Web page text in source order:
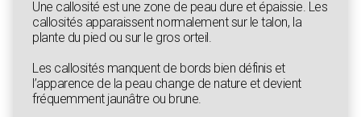
Une callosité est une zone de peau dure et épaissie. Les
callosités apparaissent normalement sur le talon, la
plante du pied ou sur le gros orteil.
Les callosités manquent de bords bien définis et
l’apparence de la peau change de nature et devient
fréquemment jaunâtre ou brune.